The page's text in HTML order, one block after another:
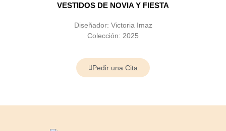
VESTIDOS DE NOVIA Y FIESTA
Diseñador: Victoria Imaz
Colección: 2025
Pedir una Cita